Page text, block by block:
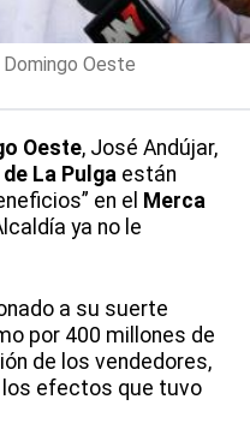
Oeste
Oeste, José Andújar,
La Pulga están
en el Merca
ya no le
a su suerte
por 400 millones de
de los vendedores,
efectos que tuvo